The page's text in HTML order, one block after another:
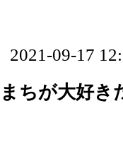
2021-09-17
ちが大好き